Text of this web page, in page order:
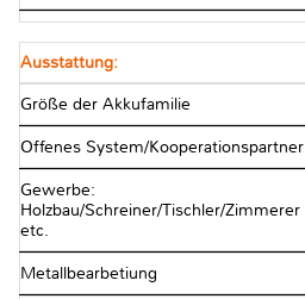
Ausstattung:
Größe der Akkufamilie
Offenes System/Kooperationspartner
Gewerbe:
Holzbau/Schreiner/Tischler/Zimmerer
etc.
Metallbearbetiung